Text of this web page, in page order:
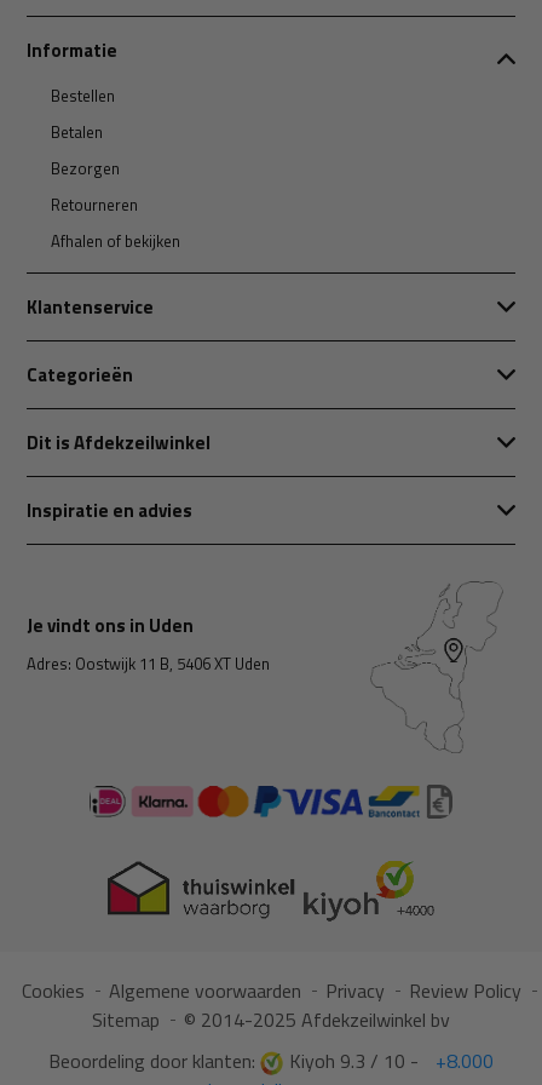
Informatie
Bestellen
Betalen
Bezorgen
Retourneren
Afhalen of bekijken
Klantenservice
Categorieën
Dit is Afdekzeilwinkel
Inspiratie en advies
Je vindt ons in Uden
Adres: Oostwijk 11 B, 5406 XT Uden
Cookies Algemene voorwaarden Privacy
Review Policy
Sitemap
© 2014-2025 Afdekzeilwinkel bv
Beoordeling door klanten:
Kiyoh 9.3 / 10 -
+8.000